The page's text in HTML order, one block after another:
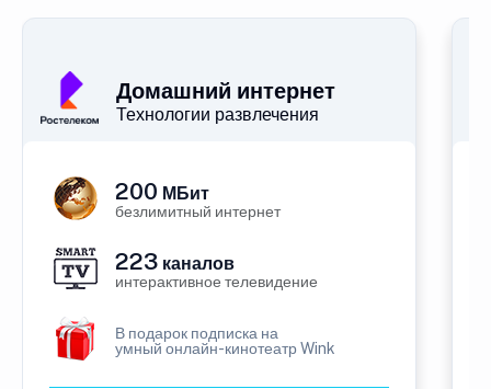
Домашний интернет
Технологии развлечения
200 МБит
безлимитный интернет
223 каналов
интерактивное телевидение
В подарок подписка на
умный онлайн-кинотеатр Wink